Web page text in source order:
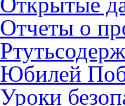
Отчеты о
Юбилей
Уроки